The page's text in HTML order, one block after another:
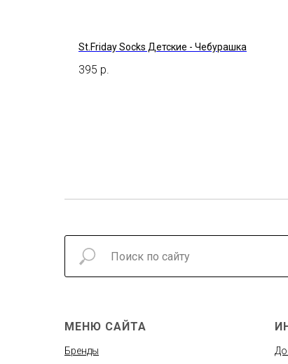
St.Friday Socks Детские - Чебурашка
395 р.
МЕНЮ САЙТА
Бренды